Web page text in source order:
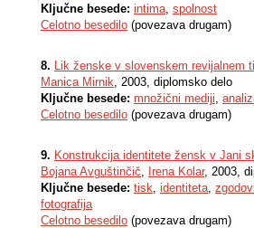
Ključne besede: intima, spolnost
Celotno besedilo (povezava drugam)
8. Lik ženske v slovenskem revijalnem
Manica Mirnik, 2003, diplomsko delo
Ključne besede: množični mediji,
Celotno besedilo (povezava drugam)
9. Konstrukcija identitete žensk v Jani
Bojana Avguštinčič, Irena Kolar, 2003,
Ključne besede: tisk, identiteta,
fotografija
Celotno besedilo (povezava drugam)